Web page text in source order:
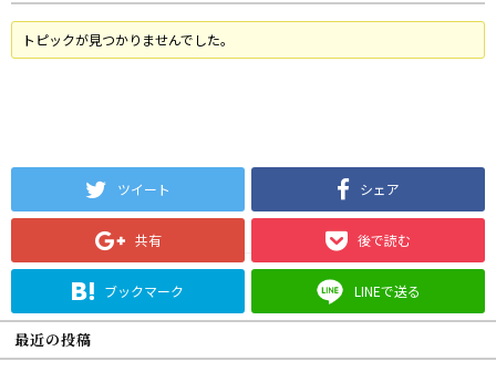
トピックが見つかりませんでした。
ツイート シェア
共有 後で読む
ブックマーク LINEで送る
最近の投稿